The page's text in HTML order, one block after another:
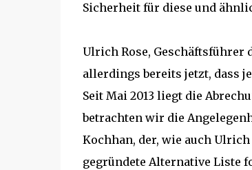
Sicherheit für diese und
Ulrich Rose, Geschäftsführer
allerdings bereits jetzt, dass
Seit Mai 2013 liegt die
betrachten wir die
Kochhan, der, wie auch
gegründete Alternative Liste